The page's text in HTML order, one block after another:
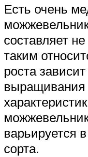
Есть очень
составляет
таким
роста
выращивания
варьируется
сорта.